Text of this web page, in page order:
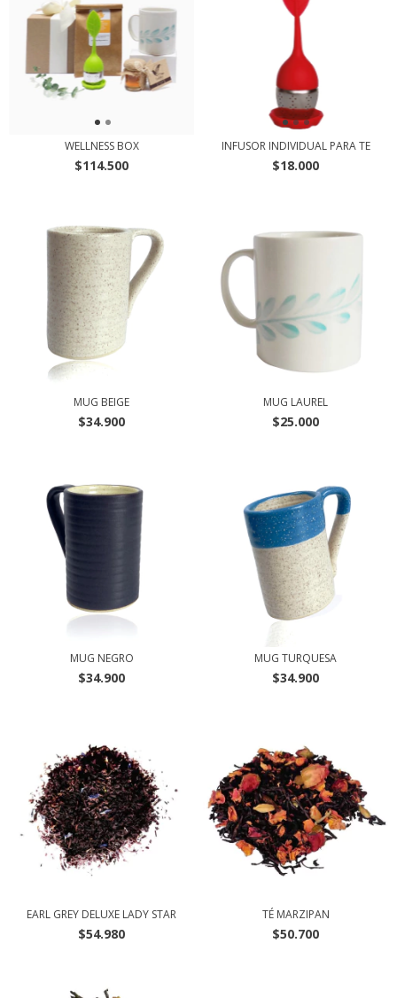
WELLNESS BOX
$114.500
INFUSOR INDIVIDUAL PARA TE
$18.000
MUG BEIGE
$34.900
MUG LAUREL
$25.000
MUG NEGRO
$34.900
MUG TURQUESA
$34.900
EARL GREY DELUXE LADY STAR
$54.980
TÉ MARZIPAN
$50.700